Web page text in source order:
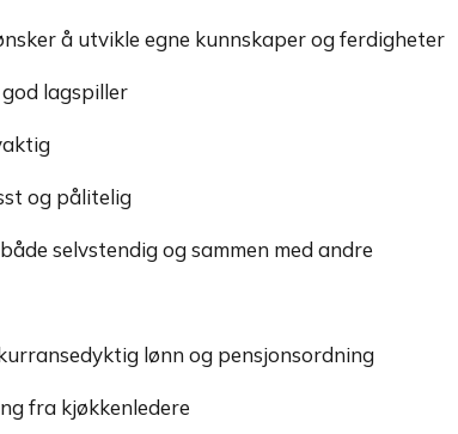
å utvikle egne kunnskaper og ferdigheter
god lagspiller
og pålitelig
selvstendig og sammen med andre
lønn og pensjonsordning
fra kjøkkenledere